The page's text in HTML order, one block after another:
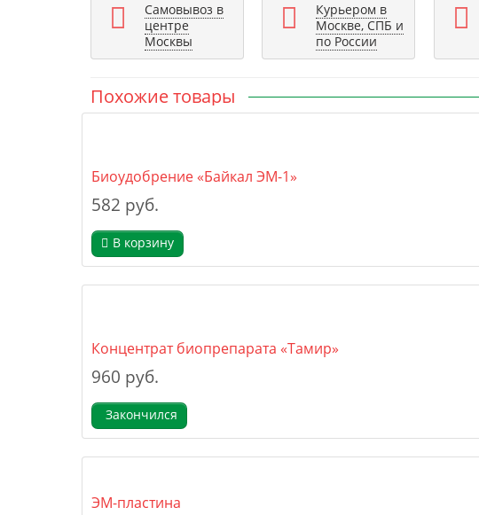
Самовывоз в
центре
Москвы
Курьером в
Москве, СПБ и
по России
Похожие товары
Биоудобрение «Байкал ЭМ-1»
582 руб.
В корзину
Концентрат биопрепарата «Тамир»
960 руб.
Закончился
ЭМ-пластина